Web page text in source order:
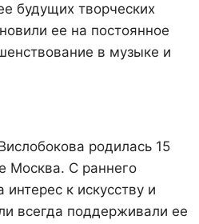
будущих творческих
ее на постоянное
в музыке и
родилась 15
Москва. С раннего
к искусству и
всегда поддерживали ее